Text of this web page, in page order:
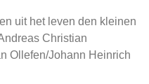
uit het leven den kleinen
Christian
Ollefen/Johann Heinrich